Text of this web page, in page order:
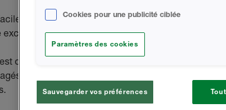
grâce à une très bonne
cohésion entre les couches.
destinée à l’application en murs, en
et en sous-face de plancher
Cookies pour une publicité ciblée
Paramètres des cookies
Sauvegarder vos préférences